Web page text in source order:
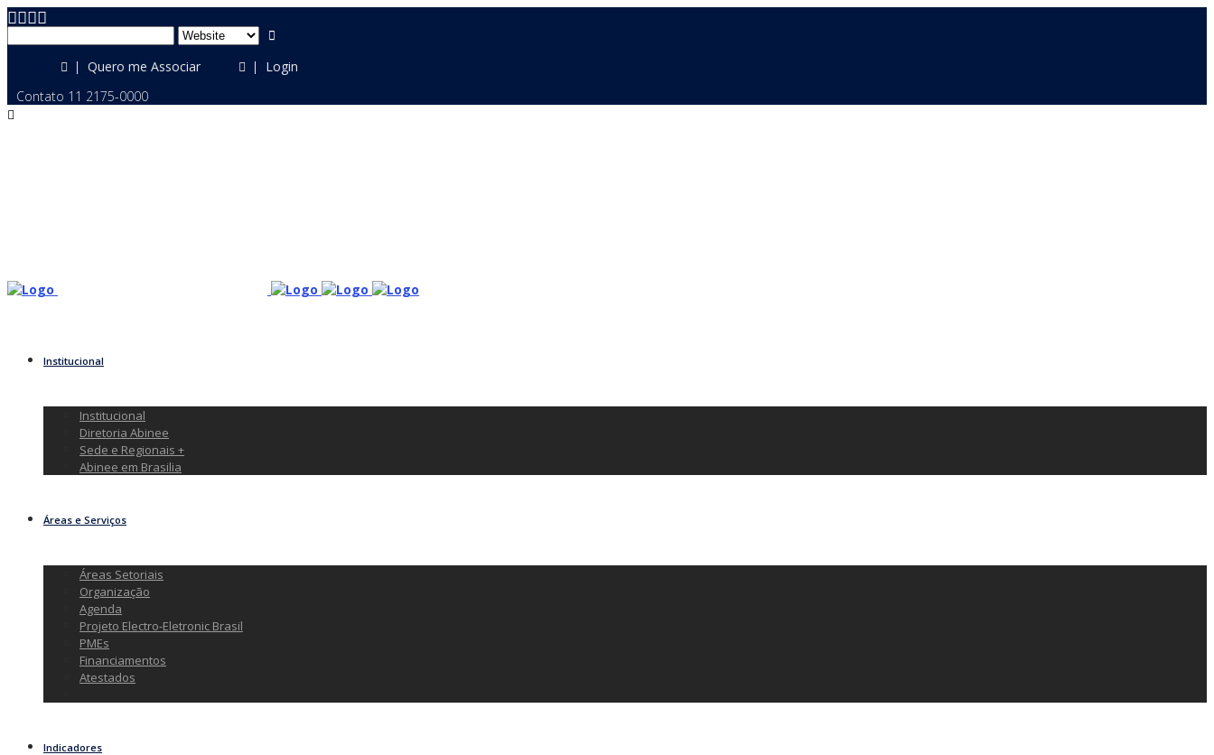
Quero me Associar
Login
Contato 11 2175-0000
Institucional
Institucional
Diretoria Abinee
Sede e Regionais +
Abinee em Brasilia
Áreas e Serviços
Áreas Setoriais
Organização
Agenda
Projeto Electro-Eletronic Brasil
PMEs
Financiamentos
Atestados
Indicadores